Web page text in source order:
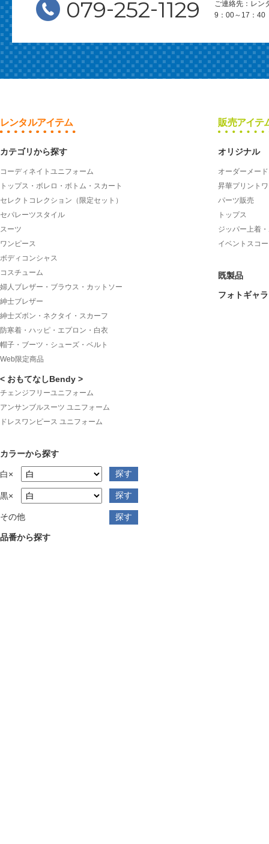
079-252-1129
ご連絡先：レン
9：00～17：
レンタルアイテム
カテゴリから探す
コーディネイトユニフォーム
トップス・ボレロ・ボトム・スカート
セレクトコレクション（限定セット）
セパレーツスタイル
スーツ
ワンピース
ボディコンシャス
コスチューム
婦人ブレザー・ブラウス・カットソー
紳士ブレザー
紳士ズボン・ネクタイ・スカーフ
防寒着・ハッピ・エプロン・白衣
帽子・ブーツ・シューズ・ベルト
Web限定商品
< おもてなしBendy >
チェンジフリーユニフォーム
アンサンブルスーツ ユニフォーム
ドレスワンピース ユニフォーム
カラーから探す
白×
黒×
その他
品番から探す
販売アイテ
オリジナル
オーダーメー
昇華プリント
パーツ販売
トップス
ジッパー上着
イベントスコ
既製品
フォトギャ